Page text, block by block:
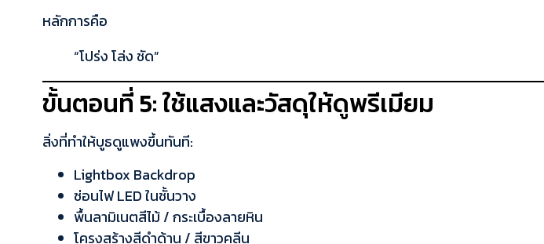
หลักการคือ
“โปร่ง โล่ง ชัด”
ขั้นตอนที่ 5: ใช้แสงและวัสดุให้ดูพรีเมียม
สิ่งที่ทำให้บูธดูแพงขึ้นทันที:
Lightbox Backdrop
ซ่อนไฟ LED ในชั้นวาง
พื้นลามิเนตสีไม้ / กระเบื้องลายหิน
โครงสร้างสีดำด้าน / สีขาวคลีน